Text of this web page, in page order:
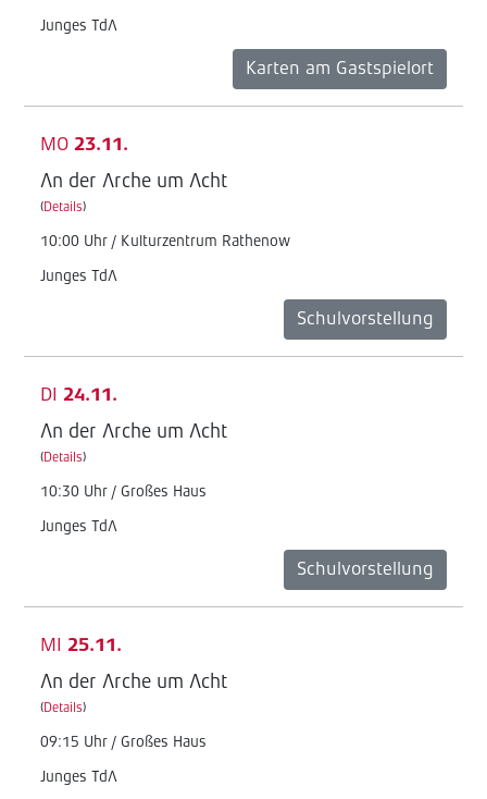
Junges TdA
Karten am Gastspielort
MO 23.11.
An der Arche um Acht
(Details)
10:00 Uhr / Kulturzentrum Rathenow
Junges TdA
Schulvorstellung
DI 24.11.
An der Arche um Acht
(Details)
10:30 Uhr / Großes Haus
Junges TdA
Schulvorstellung
MI 25.11.
An der Arche um Acht
(Details)
09:15 Uhr / Großes Haus
Junges TdA